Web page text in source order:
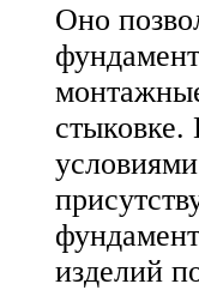
Оно
изделий